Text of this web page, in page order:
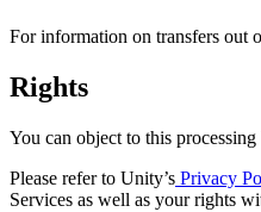
Lancez des jeux XR sur
Jeux multijoueur
Simplifiez le développement de
For information on transfers out
Rights
You can object to this
Please refer to Unity’s Privacy
Services as well as your rights